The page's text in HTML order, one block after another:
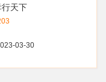
天下
03-30